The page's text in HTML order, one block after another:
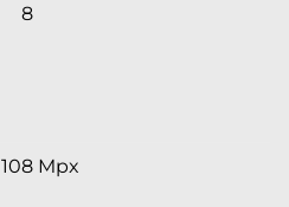
8
108 Mpx